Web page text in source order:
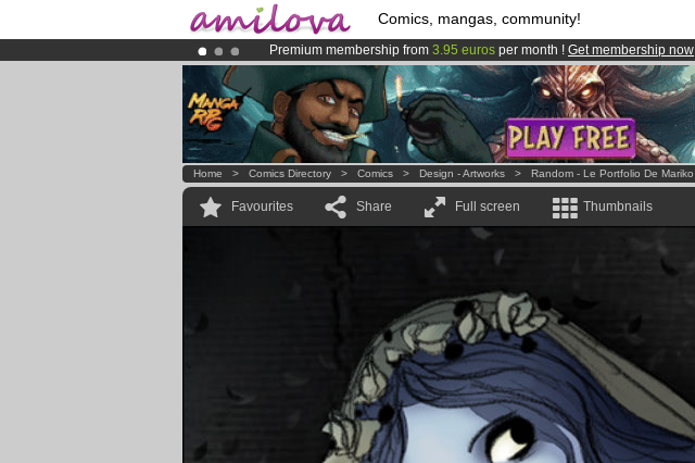
Comics, mangas, community!
Premium membership from 3.95 euros per month ! Get membership now
AmilovaKickstarter is now LIVE!.
Already 100000 membersand 1000 comics & mangas!.
Home > Comics Directory > Comics > Design - Artworks > Random - Le Portfolio De Mariko
Favourites Share Full screen Thumbnails